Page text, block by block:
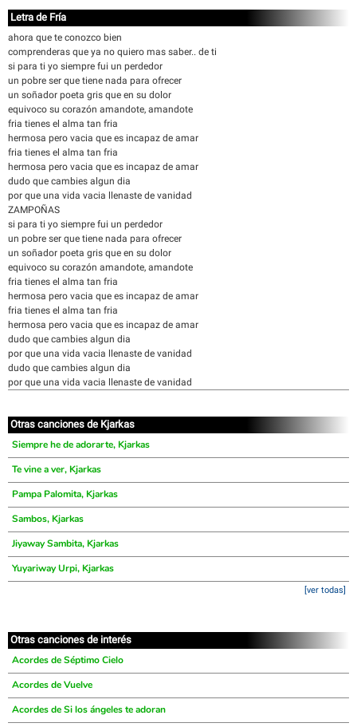
Letra de Fría
ahora que te conozco bien
comprenderas que ya no quiero mas saber.. de ti
si para ti yo siempre fui un perdedor
un pobre ser que tiene nada para ofrecer
un soñador poeta gris que en su dolor
equivoco su corazón amandote, amandote
fria tienes el alma tan fria
hermosa pero vacia que es incapaz de amar
fria tienes el alma tan fria
hermosa pero vacia que es incapaz de amar
dudo que cambies algun dia
por que una vida vacia llenaste de vanidad
ZAMPOÑAS
si para ti yo siempre fui un perdedor
un pobre ser que tiene nada para ofrecer
un soñador poeta gris que en su dolor
equivoco su corazón amandote, amandote
fria tienes el alma tan fria
hermosa pero vacia que es incapaz de amar
fria tienes el alma tan fria
hermosa pero vacia que es incapaz de amar
dudo que cambies algun dia
por que una vida vacia llenaste de vanidad
dudo que cambies algun dia
por que una vida vacia llenaste de vanidad
Otras canciones de Kjarkas
Siempre he de adorarte, Kjarkas
Te vine a ver, Kjarkas
Pampa Palomita, Kjarkas
Sambos, Kjarkas
Jiyaway Sambita, Kjarkas
Yuyariway Urpi, Kjarkas
[ver todas]
Otras canciones de interés
Acordes de Séptimo Cielo
Acordes de Vuelve
Acordes de Si los ángeles te adoran